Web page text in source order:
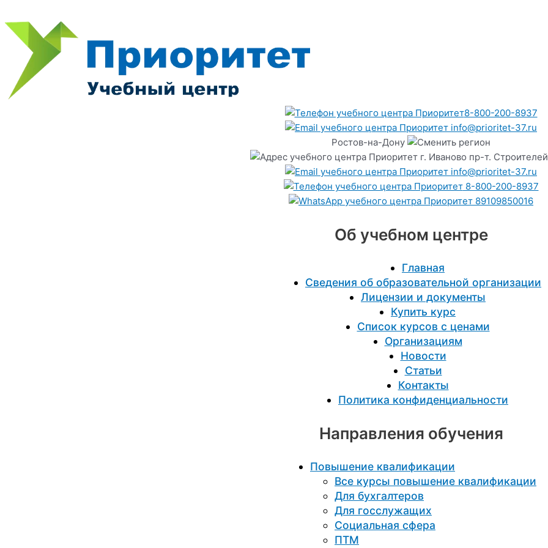
8-800-200-8937
info@prioritet-37.ru
Ростов-на-Дону
г. Иваново пр-т. Строителей
info@prioritet-37.ru
8-800-200-8937
89109850016
Об учебном центре
Главная
Сведения об образовательной организации
Лицензии и документы
Купить курс
Список курсов с ценами
Организациям
Новости
Статьи
Контакты
Политика конфиденциальности
Направления обучения
Повышение квалификации
Все курсы повышение квалификации
Для бухгалтеров
Для госслужащих
Социальная сфера
ПТМ